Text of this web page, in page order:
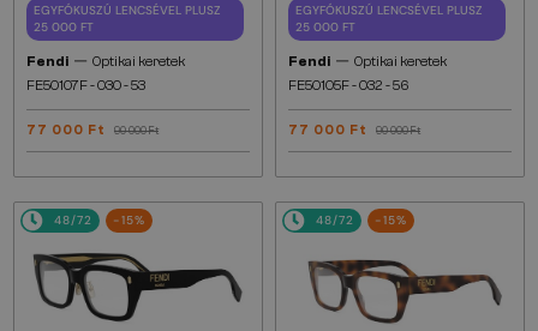
EGYFÓKUSZÚ LENCSÉVEL PLUSZ
25 000 FT
Fendi — Optikai keretek
FE50107F - 030 - 53
77 000 Ft 90 000 Ft
EGYFÓKUSZÚ LENCSÉVEL PLUSZ
25 000 FT
Fendi — Optikai keretek
FE50105F - 032 - 56
77 000 Ft 90 000 Ft
48/72 -15% 48/72 -15%